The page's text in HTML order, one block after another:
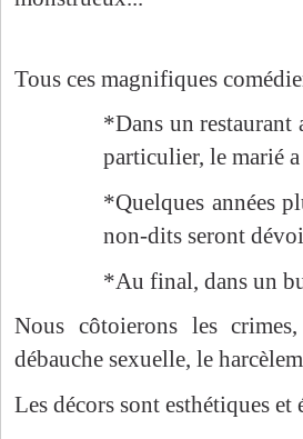
Tous ces magnifiques
*Dans un restaurant
particulier, le marié
*Quelques années
non-dits seront
*Au final, dans un
Nous côtoierons les
débauche sexuelle, le
Les décors sont esthétiques